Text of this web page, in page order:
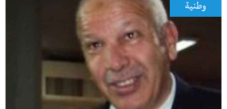
وطنية